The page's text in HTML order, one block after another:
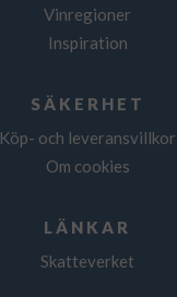
Vinregioner
Inspiration
SÄKERHET
Köp- och leveransvillkor
Om cookies
LÄNKAR
Skatteverket